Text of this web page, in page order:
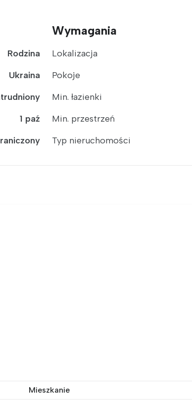
Rodzina
Ukraina
1 paź
Wymagania
Lokalizacja
Pokoje
Min. łazienki
Min. przestrzeń
Typ nieruchomości
Mieszkanie